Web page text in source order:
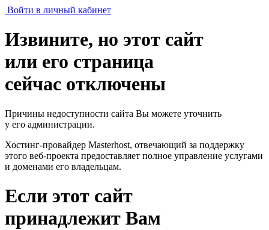
Войти в личный кабинет
Извините, но этот сайт
или его страница
сейчас отключены
Причины недоступности сайта Вы можете уточнить
у его администрации.
Хостинг-провайдер Masterhost, отвечающий за поддержку
этого веб-проекта предоставляет полное управление услугами
и доменами его владельцам.
Если этот сайт
принадлежит Вам